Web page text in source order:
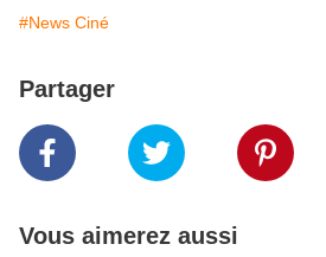
#News Ciné
Partager
Vous aimerez aussi